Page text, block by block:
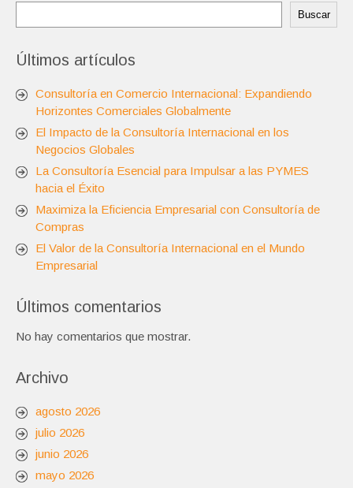
Buscar
Últimos artículos
Consultoría en Comercio Internacional: Expandiendo
Horizontes Comerciales Globalmente
El Impacto de la Consultoría Internacional en los
Negocios Globales
La Consultoría Esencial para Impulsar a las PYMES
hacia el Éxito
Maximiza la Eficiencia Empresarial con Consultoría de
Compras
El Valor de la Consultoría Internacional en el Mundo
Empresarial
Últimos comentarios
No hay comentarios que mostrar.
Archivo
agosto 2026
julio 2026
junio 2026
mayo 2026